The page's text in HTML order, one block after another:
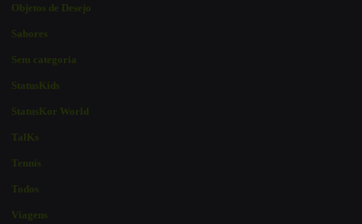
Objetos de Desejo
Sabores
Sem categoria
StatusKids
StatusKor World
TalKs
Tennis
Todos
Viagens